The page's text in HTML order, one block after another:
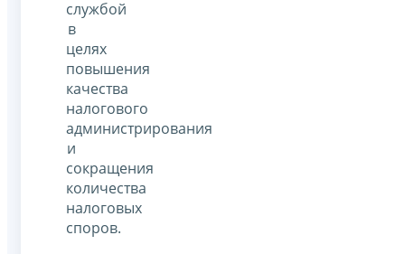
службой
в
целях
повышения
качества
налогового
администрирования
и
сокращения
количества
налоговых
споров.